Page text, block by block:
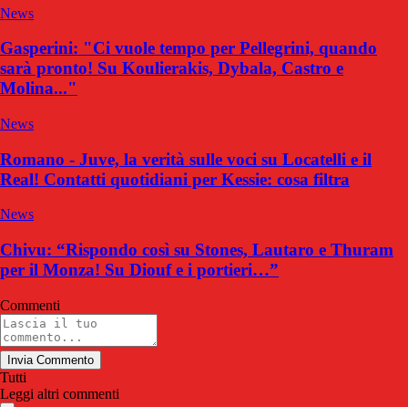
News
Gasperini: "Ci vuole tempo per Pellegrini, quando
sarà pronto! Su Koulierakis, Dybala, Castro e
Molina..."
News
Romano - Juve, la verità sulle voci su Locatelli e il
Real! Contatti quotidiani per Kessie: cosa filtra
News
Chivu: “Rispondo così su Stones, Lautaro e Thuram
per il Monza! Su Diouf e i portieri…”
Commenti
Invia Commento
Tutti
Leggi altri commenti